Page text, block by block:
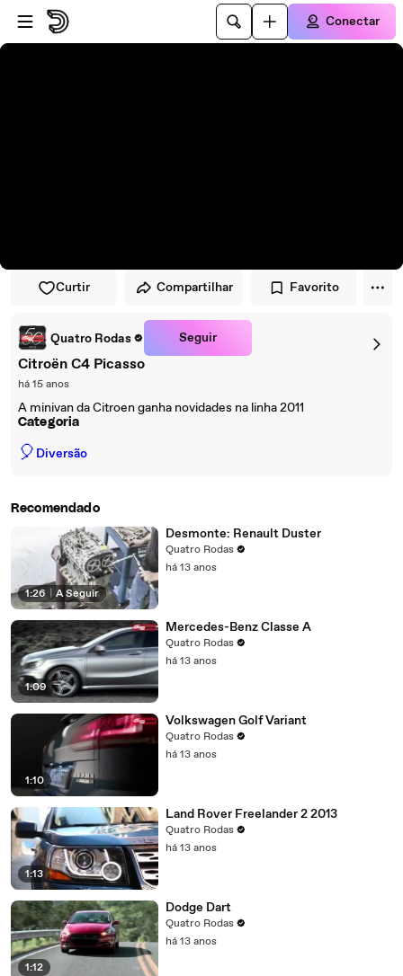
Pular para o player
Ir para o conteúdo principal
Conectar
Curtir Compartilhar Favorito
Quatro Rodas Seguir
Citroën C4 Picasso
há 15 anos
A minivan da Citroen ganha novidades na linha 2011
Categoria
🎈 Diversão
Recomendado
1:26 A Seguir
Desmonte: Renault Duster
Quatro Rodas
há 13 anos
1:09
Mercedes-Benz Classe A
Quatro Rodas
há 13 anos
1:10
Volkswagen Golf Variant
Quatro Rodas
há 13 anos
1:13
Land Rover Freelander 2 2013
Quatro Rodas
há 13 anos
1:12
Dodge Dart
Quatro Rodas
há 13 anos